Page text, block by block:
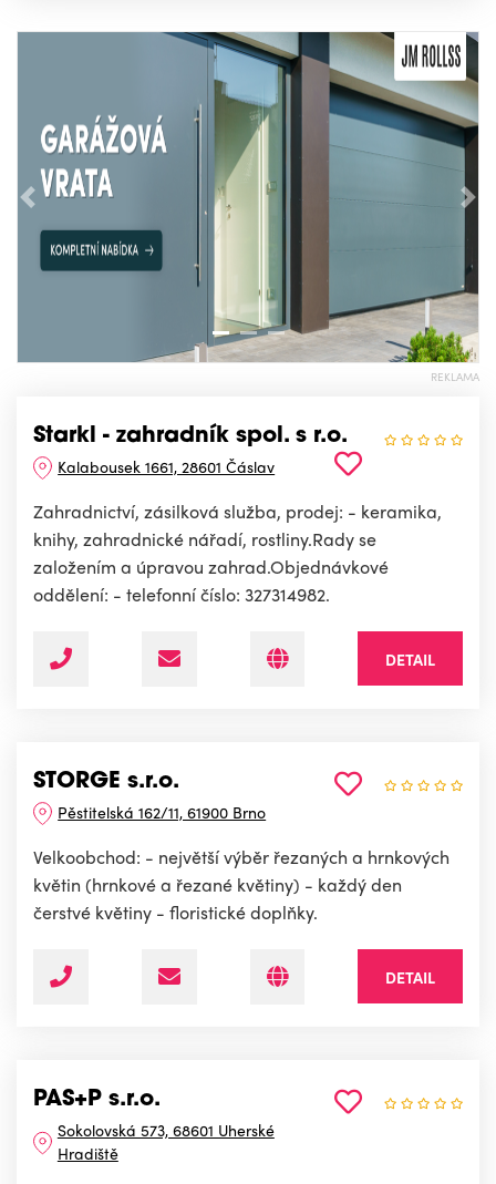
Předchozí
REKLAMA
Starkl - zahradník spol. s r.o.
Kalabousek 1661, 28601 Čáslav
Zahradnictví, zásilková služba, prodej: - keramika,
knihy, zahradnické nářadí, rostliny.Rady se
založením a úpravou zahrad.Objednávkové
oddělení: - telefonní číslo: 327314982.
DETAIL
STORGE s.r.o.
Pěstitelská 162/11, 61900 Brno
Velkoobchod: - největší výběr řezaných a hrnkových
květin (hrnkové a řezané květiny) - každý den
čerstvé květiny - floristické doplňky.
DETAIL
PAS+P s.r.o.
Sokolovská 573, 68601 Uherské
Hradiště